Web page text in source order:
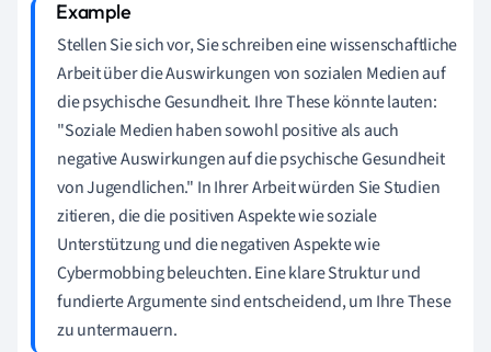
Stellen Sie sich vor, Sie schreiben eine wissenschaftliche
Arbeit über die Auswirkungen von sozialen Medien auf
die psychische Gesundheit. Ihre These könnte lauten:
"Soziale Medien haben sowohl positive als auch
negative Auswirkungen auf die psychische Gesundheit
von Jugendlichen." In Ihrer Arbeit würden Sie Studien
zitieren, die die positiven Aspekte wie soziale
Unterstützung und die negativen Aspekte wie
Cybermobbing beleuchten. Eine klare Struktur und
fundierte Argumente sind entscheidend, um Ihre These
zu untermauern.